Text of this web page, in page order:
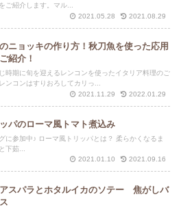
ご紹介します。マル...
2021.05.28
2021.08.29
ニョッキの作り方！秋刀魚を使った応用
紹介！
時期に旬を迎えるレンコンを使ったイタリア料理のご
ンコンはすりおろしてカリっ...
2021.11.29
2022.01.29
パのローマ風トマト煮込み
に参加中♪ ローマ風トリッパとは？ 柔らかくなるま
下茹...
2021.01.10
2021.09.16
スパラとホタルイカのソテー 焦がしバ